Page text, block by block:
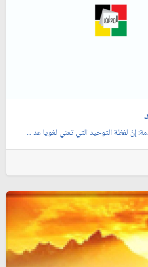
إنّ لفظة التوحيد التي تعني لغويا عد ...